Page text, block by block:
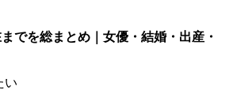
でを総まとめ｜女優・結婚・出産・
い